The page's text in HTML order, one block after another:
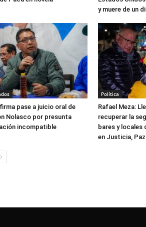
y muere de un
pase a juicio oral de
Nolasco por presunta
incompatible
Política
Rafael Meza:
recuperar la
bares y locales
en Justicia, Paz